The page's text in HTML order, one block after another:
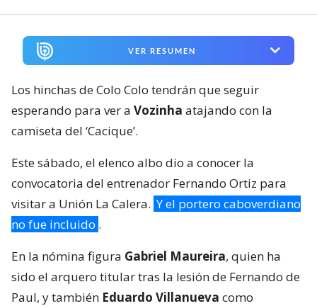
VER RESUMEN
Los hinchas de Colo Colo tendrán que seguir
esperando para ver a Vozinha atajando con la
camiseta del ‘Cacique’.
Este sábado, el elenco albo dio a conocer la
convocatoria del entrenador Fernando Ortiz para
visitar a Unión La Calera. Y el portero caboverdiano
no fue incluido .
En la nómina figura Gabriel Maureira, quien ha
sido el arquero titular tras la lesión de Fernando de
Paul, y también Eduardo Villanueva como